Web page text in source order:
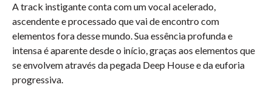
A track instigante conta com um vocal acelerado,
ascendente e processado que vai de encontro com
elementos fora desse mundo. Sua essência profunda e
intensa é aparente desde o início, graças aos elementos que
se envolvem através da pegada Deep House e da euforia
progressiva.